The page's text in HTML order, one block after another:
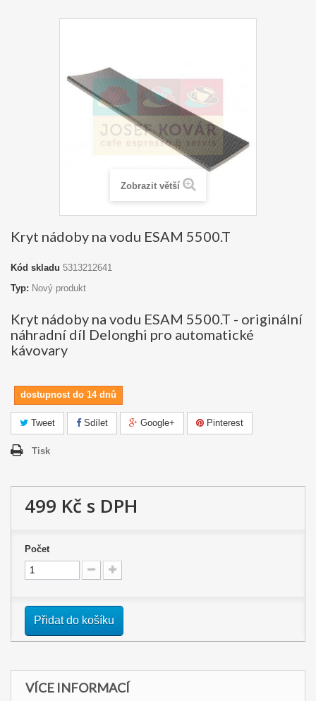
Zobrazit větší
Kryt nádoby na vodu ESAM 5500.T
Kód skladu 5313212641
Typ: Nový produkt
Kryt nádoby na vodu ESAM 5500.T - originální
náhradní díl Delonghi pro automatické
kávovary
dostupnost do 14 dnů
Tweet Sdílet Google+ Pinterest
Tisk
499 Kč s DPH
Počet
Přidat do košíku
VÍCE INFORMACÍ